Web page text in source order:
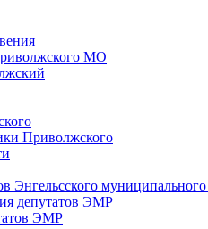
МО
Приволжского
Энгельсского
депутатов ЭМР
ЭМР